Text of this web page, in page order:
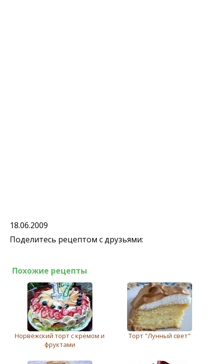
18.06.2009
Поделитесь рецептом с друзьями:
Похожие рецепты
Норвежский торт с кремом и
фруктами
Торт "Лунный свет"